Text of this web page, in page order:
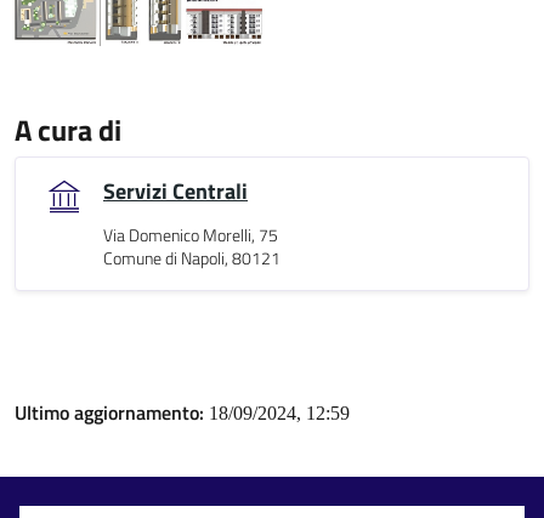
A cura di
Servizi Centrali
Via Domenico Morelli, 75
Comune di Napoli, 80121
Ultimo aggiornamento: 18/09/2024, 12:59